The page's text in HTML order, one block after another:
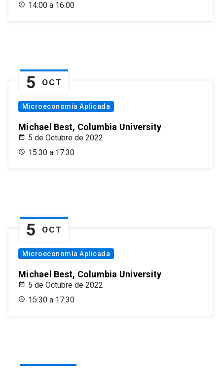
14:00 a 16:00
5 OCT
Microeconomía Aplicada
Michael Best, Columbia University
5 de Octubre de 2022
15:30 a 17:30
5 OCT
Microeconomía Aplicada
Michael Best, Columbia University
5 de Octubre de 2022
15:30 a 17:30